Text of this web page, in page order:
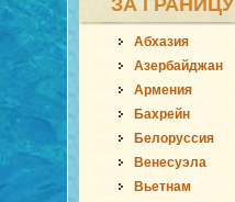
ЗА ГРАНИЦУ
Абхазия
Азербайджан
Армения
Бахрейн
Белоруссия
Венесуэла
Вьетнам